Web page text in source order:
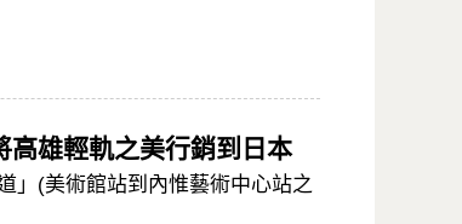
高雄輕軌之美行銷到日本
」(美術館站到內惟藝術中心站之